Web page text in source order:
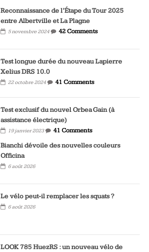
Reconnaissance de l’Étape du Tour 2025
entre Albertville et La Plagne
5 novembre 2024 42 Comments
Test longue durée du nouveau Lapierre
Xelius DRS 10.0
22 octobre 2024 41 Comments
Test exclusif du nouvel Orbea Gain (à
assistance électrique)
19 janvier 2023
41 Comments
Bianchi dévoile des nouvelles couleurs
Officina
6 août 2026
Le vélo peut-il remplacer les squats ?
6 août 2026
LOOK 785 HuezRS : un nouveau vélo de